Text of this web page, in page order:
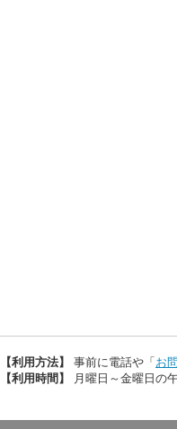
【利用方法】 事前に電話や「 お
【利用時間】
月曜日～金曜日の